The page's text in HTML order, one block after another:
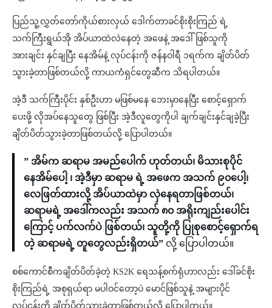
ပြည်သူ့လွှတ်တော်ကိုယ်စားလှယ် ဒေါက်တာခင်စိုးစိုးကြည် ရဲ့
သက်ကြီးရွယ်အို အိပ်ယာထဲလဲနေတဲ့ အဖေနဲ့ အဒေါ်ဖြစ်သူကို
အားချင်း နှင်ချပြီး နေအိမ်နဲ့ လုပ်ငန်းကို ဇန်နဝါရီ ၁ရက်က ချိတ်ပိတ်
သွားခဲ့တာဖြစ်တယ်လို့ ကာယကံရှင်တွေဆီက သိရပါတယ်။
အဲ့ဒီ သက်ကြီးပိုင်း နှစ်ဦးဟာ မဖြစ်မနေ ဘေးမှာနေပြီး စောင့်ရှောက်
ပေးဖို့ လိုအပ်နေသူတွေ ဖြစ်ပြီး အဲ့ဒီလူတွေကိုပါ ချက်ချင်းနှင်ချခဲ့ပြီး
ချိတ်ပိတ်သွားခဲ့တာဖြစ်တယ်လို့ ပြောပါတယ်။
” အိမ်က ဆရာမ အမည်ပေါက် ဟုတ်တယ်၊ မိသားစုပိုင်
နေအိမ်ပေါ့ ၊ အဲ့ဒီမှာ ဆရာမ ရဲ့ အဖေက အသက် ၉၀ပေါ့၊
လေဖြတ်ထားလို့ အိပ်ယာထဲမှာ လှဲနေရတာဖြစ်တယ်၊
ဆရာမရဲ့ အဒေါ်ကလည်း အသက် ၈၀ အရိုးကျည်းပေါင်း
ကြောင့် ပက်လက်ပဲ ဖြစ်တယ်၊ သူတို့ကို ပြုစုစောင့်ရှောက်ရ
တဲ့ ဆရာမရဲ့ တူတွေလည်းရှိတယ်” လို့ ပြောပါတယ်။
စစ်ကောင်စီကချိတ်ပိတ်ခဲ့တဲ့ KS2K ရေသန့်စက်ရုံဟာလည်း ဒေါ်ခင်စိုး
စိုးကြည်ရဲ့ အစုရှယ်ရာ မပါဝင်တော့ပဲ မောင်ဖြစ်သူနဲ့ အများပိုင်
လုပ်ငန်းကို ချိတ်ပိတ်သွားခဲ့တာဖြစ်တယ်လို့ ပြောပါတယ်။